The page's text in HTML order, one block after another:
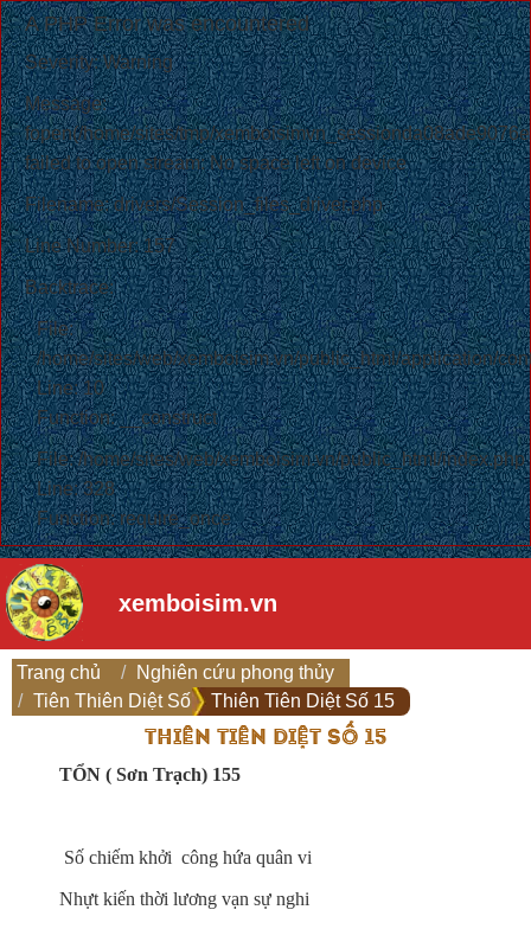
A PHP Error was encountered
Severity: Warning
Message:
fopen(/home/sites/tmp/
failed to open stream: No space left on device
Filename: drivers/Session_files_driver.php
Line Number: 157
Backtrace:
File:
/home/sites/web/xemboisim.vn/public_html/application/
Line: 10
Function: __construct
File: /home/sites/web/xemboisim.vn/public_html/index.php
Line: 328
Function: require_once
xemboisim.vn
Trang chủ
Nghiên cứu phong thủy
Tiên Thiên Diệt Số
Thiên Tiên Diệt Số 15
THIÊN TIÊN DIỆT SỐ 15
TỔN ( Sơn Trạch) 155
Số chiếm khởi công hứa quân vi
Nhựt kiến thời lương vạn sự nghi